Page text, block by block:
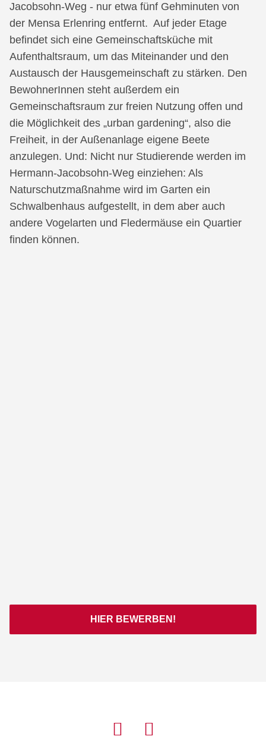
Jacobsohn-Weg - nur etwa fünf Gehminuten von
der Mensa Erlenring entfernt. Auf jeder Etage
befindet sich eine Gemeinschaftsküche mit
Aufenthaltsraum, um das Miteinander und den
Austausch der Hausgemeinschaft zu stärken. Den
BewohnerInnen steht außerdem ein
Gemeinschaftsraum zur freien Nutzung offen und
die Möglichkeit des „urban gardening“, also die
Freiheit, in der Außenanlage eigene Beete
anzulegen. Und: Nicht nur Studierende werden im
Hermann-Jacobsohn-Weg einziehen: Als
Naturschutzmaßnahme wird im Garten ein
Schwalbenhaus aufgestellt, in dem aber auch
andere Vogelarten und Fledermäuse ein Quartier
finden können.
HIER BEWERBEN!